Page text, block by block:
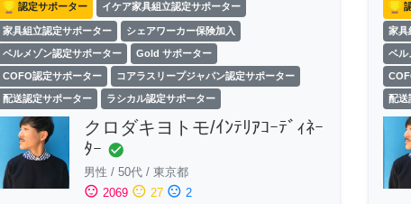
認定サポーター イケア家具組立認定サポーター
家具組立認定サポーター シェアワーカー保険加入
ベルメゾン認定サポーター Gold サポーター
COFO認定サポーター コアラスリープジャパン認定サポーター
配送認定サポーター ラシカル認定サポーター
クロダキヨトモ/ｲﾝﾃﾘｱｺｰﾃﾞｨﾈｰ
ﾀｰ check_circle
男性 / 50代 / 東京都
sentiment_satisfied 2069 sentiment_neutral 27 sentiment_dissatisfied 2
家具
ベル
配送